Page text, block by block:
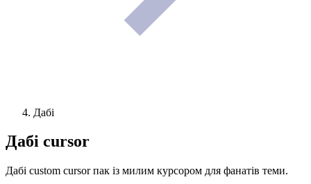
Дабі
Дабі cursor
Дабі custom cursor пак із милим курсором для фанатів теми.